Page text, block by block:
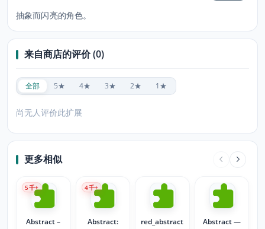
抽象而闪亮的角色。
来自商店的评价 (0)
全部 5★ 4★ 3★ 2★ 1★
尚无人评价此扩展
更多相似
Abstract –
5千+
Abstract:
4千+
red_abstract
Abstract —